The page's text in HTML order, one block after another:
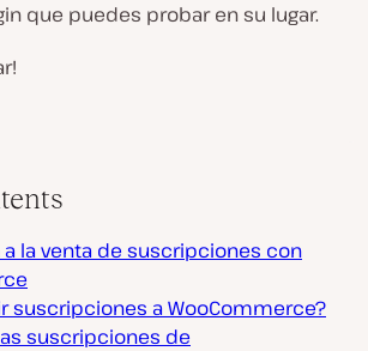
que puedes probar en su lugar.
la venta de suscripciones con
suscripciones a WooCommerce?
suscripciones de